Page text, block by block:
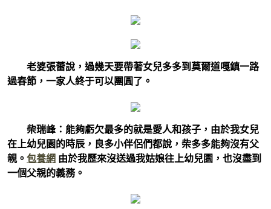
老婆張蕾說，過幾天要帶著女兒多多到莫爾道嘎鎮一路
過春節，一家人終于可以團圓了。
柴瑞峰：能夠虧欠最多的就是愛人和孩子，由於我女兒
在上幼兒園的時辰，良多小伴侶們都說，柴多多能夠沒有父
親。 包養網 由於我歷來沒送過我姑娘往上幼兒園，也沒盡到
一個父親的義務。